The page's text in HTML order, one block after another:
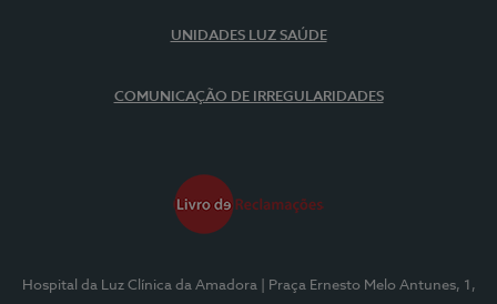
UNIDADES LUZ SAÚDE
COMUNICAÇÃO DE IRREGULARIDADES
Hospital da Luz Clínica da Amadora
| Praça Ernesto Melo Antunes, 1,